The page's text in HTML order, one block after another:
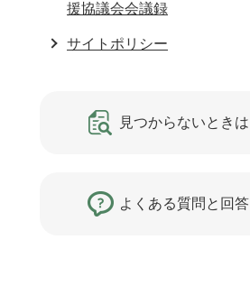
援協議会会議録
サイトポリシー
見つからないときは
よくある質問と回答